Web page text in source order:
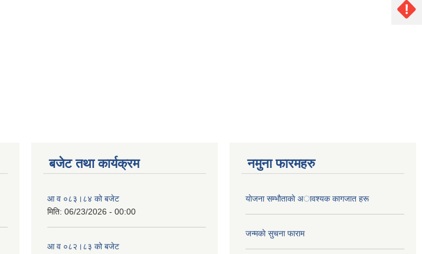
बजेट तथा कार्यक्रम
आ व ०८३।८४ को बजेट
मिति: 06/23/2026 - 00:00
आ व ०८२।८३ को बजेट
नमुना फारमहरु
याेजना सम्भाैताकाे अावश्यक कागजात हरू
जन्मकाे सुचना फाराम